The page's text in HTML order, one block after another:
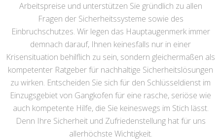
Arbeitspreise und unterstützen Sie gründlich zu allen
Fragen der Sicherheitssysteme sowie des
Einbruchschutzes. Wir legen das Hauptaugenmerk immer
demnach darauf, Ihnen keinesfalls nur in einer
Krisensituation behilflich zu sein, sondern gleichermaßen als
kompetenter Ratgeber für nachhaltige Sicherheitslösungen
zu wirken. Entscheiden Sie sich für den Schlüsseldienst im
Einzugsgebiet von Gangkofen für eine rasche, seriöse wie
auch kompetente Hilfe, die Sie keineswegs im Stich lässt.
Denn Ihre Sicherheit und Zufriedenstellung hat für uns
allerhöchste Wichtigkeit.